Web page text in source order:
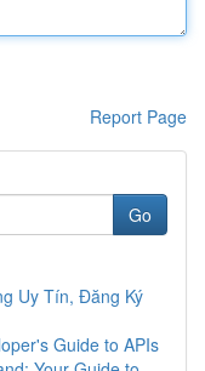
Report Page
Go
Uy Tín, Đăng Ký
Guide to APIs